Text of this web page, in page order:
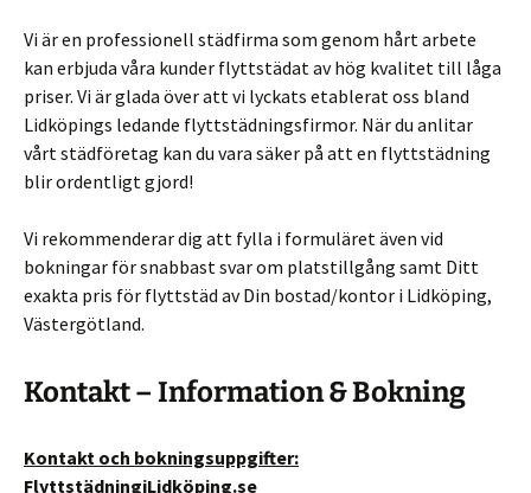
Vi är en professionell städfirma som genom hårt arbete
kan erbjuda våra kunder flyttstädat av hög kvalitet till låga
priser. Vi är glada över att vi lyckats etablerat oss bland
Lidköpings ledande flyttstädningsfirmor. När du anlitar
vårt städföretag kan du vara säker på att en flyttstädning
blir ordentligt gjord!
Vi rekommenderar dig att fylla i formuläret även vid
bokningar för snabbast svar om platstillgång samt Ditt
exakta pris för flyttstäd av Din bostad/kontor i Lidköping,
Västergötland.
Kontakt – Information & Bokning
Kontakt och bokningsuppgifter:
FlyttstädningiLidköping.se